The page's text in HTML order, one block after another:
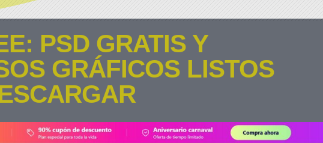
PSD GRATIS Y
GRÁFICOS LISTOS